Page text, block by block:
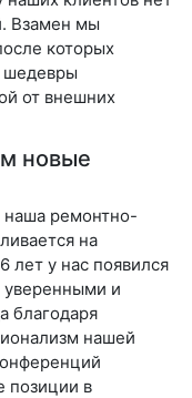
Взамен мы
которых
шедевры
от внешних
новые
наша ремонтно-
на
лет у нас появился
уверенными и
благодаря
нашей
позиции в